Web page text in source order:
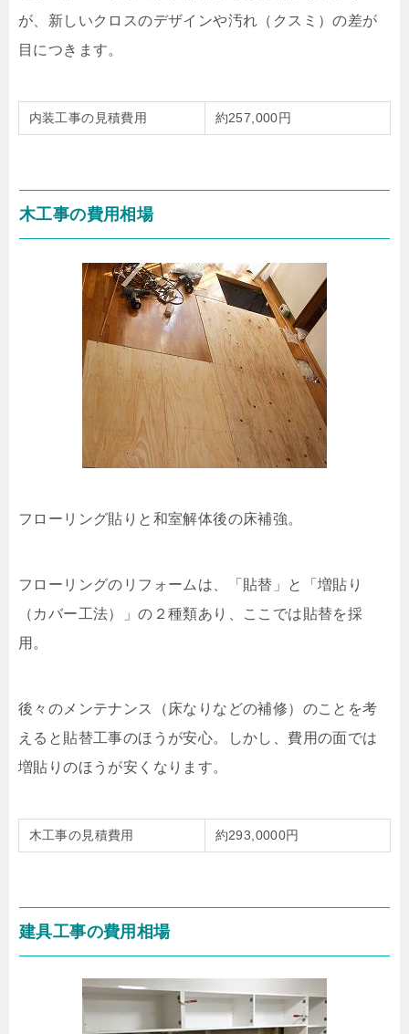
が、新しいクロスのデザインや汚れ（クスミ）の差が
目につきます。
内装工事の見積費用 約257,000円
木工事の費用相場
フローリング貼りと和室解体後の床補強。
フローリングのリフォームは、「貼替」と「増貼り
（カバー工法）」の２種類あり、ここでは貼替を採
用。
後々のメンテナンス（床なりなどの補修）のことを考
えると貼替工事のほうが安心。しかし、費用の面では
増貼りのほうが安くなります。
木工事の見積費用 約293,0000円
建具工事の費用相場